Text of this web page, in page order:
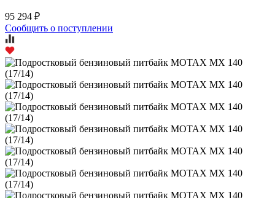
95 294 ₽
Сообщить о поступлении